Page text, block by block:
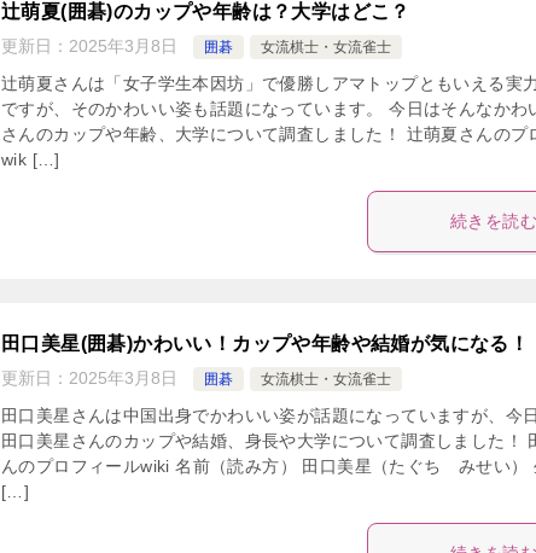
辻萌夏(囲碁)のカップや年齢は？大学はどこ？
更新日： 2025年3月8日 囲碁 女流棋士・女流雀士
辻萌夏さんは「女子学生本因坊」で優勝しアマトップともいえる実
ですが、そのかわいい姿も話題になっています。 今日はそんなかわ
さんのカップや年齢、大学について調査しました！ 辻萌夏さんのプ
wik […]
続きを読む
田口美星(囲碁)かわいい！カップや年齢や結婚が気になる！
更新日： 2025年3月8日 囲碁 女流棋士・女流雀士
田口美星さんは中国出身でかわいい姿が話題になっていますが、今
田口美星さんのカップや結婚、身長や大学について調査しました！
んのプロフィールwiki 名前（読み方） 田口美星（たぐち みせい）
[…]